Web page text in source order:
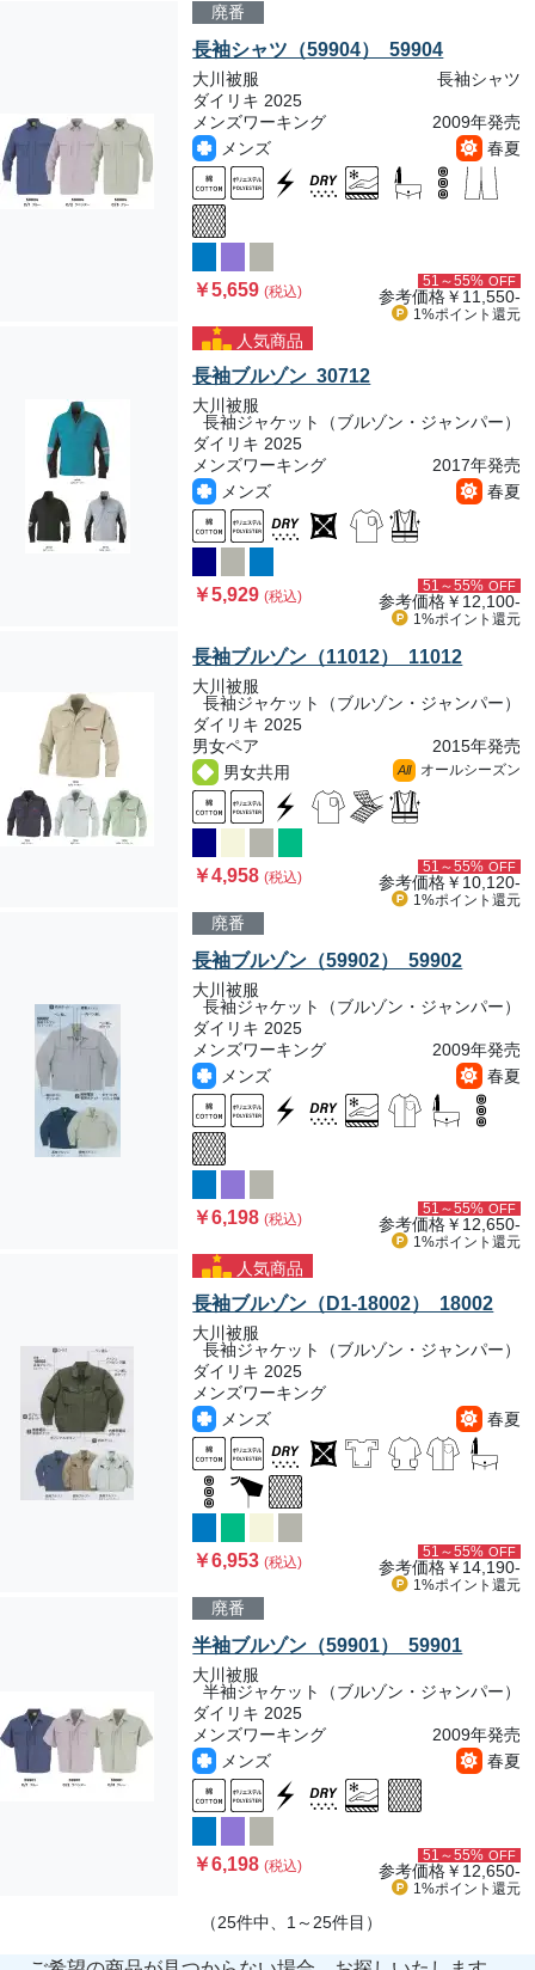
廃番
長袖シャツ（59904） 59904
大川被服
長袖シャツ
ダイリキ 2025
メンズワーキング
2009年発売
メンズ
春夏
￥5,659(税込)
51～55% OFF
参考価格￥11,550-
1%ポイント 還元
人気商品
長袖ブルゾン 30712
大川被服
長袖ジャケット（ブルゾン・ジャンパー）
ダイリキ 2025
メンズワーキング
2017年発売
メンズ
春夏
￥5,929(税込)
51～55% OFF
参考価格￥12,100-
1%ポイント 還元
長袖ブルゾン（11012） 11012
大川被服
長袖ジャケット（ブルゾン・ジャンパー）
ダイリキ 2025
男女ペア
2015年発売
男女共用
All オールシーズン
￥4,958(税込)
51～55% OFF
参考価格￥10,120-
1%ポイント 還元
廃番
長袖ブルゾン（59902） 59902
大川被服
長袖ジャケット（ブルゾン・ジャンパー）
ダイリキ 2025
メンズワーキング
2009年発売
メンズ
春夏
￥6,198(税込)
51～55% OFF
参考価格￥12,650-
1%ポイント 還元
人気商品
長袖ブルゾン（D1-18002） 18002
大川被服
長袖ジャケット（ブルゾン・ジャンパー）
ダイリキ 2025
メンズワーキング
メンズ
春夏
￥6,953(税込)
51～55% OFF
参考価格￥14,190-
1%ポイント 還元
廃番
半袖ブルゾン（59901） 59901
大川被服
半袖ジャケット（ブルゾン・ジャンパー）
ダイリキ 2025
メンズワーキング
2009年発売
メンズ
春夏
￥6,198(税込)
51～55% OFF
参考価格￥12,650-
1%ポイント 還元
（25件中、1～25件目）